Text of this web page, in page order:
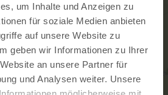
um Inhalte und Anzeigen zu
für soziale Medien anbieten
auf unsere Website zu
geben wir Informationen zu Ihrer
an unsere Partner für
und Analysen weiter. Unsere